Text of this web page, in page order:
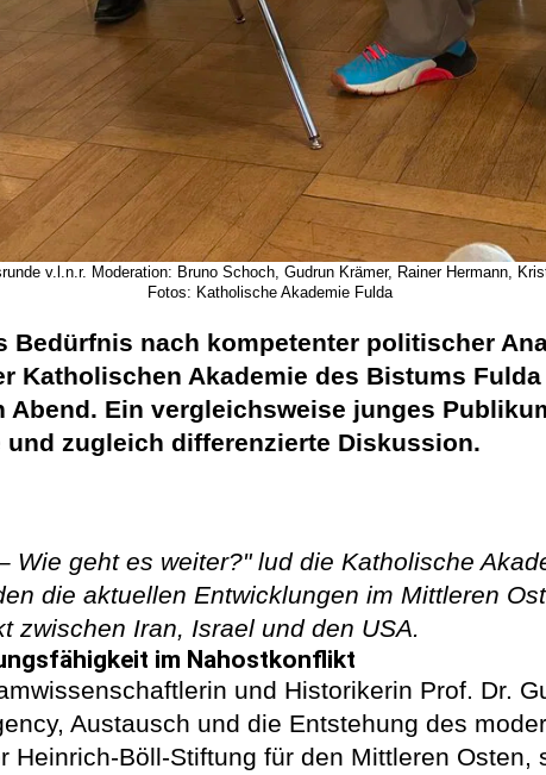
v.l.n.r. Moderation: Bruno Schoch, Gudrun Krämer, Rainer Hermann,
Fotos: Katholische Akademie Fulda
Bedürfnis nach kompetenter politischer
Katholischen Akademie des Bistums
Ein vergleichsweise junges
zugleich differenzierte Diskussion.
Wie geht es weiter?" lud die Katholische
die aktuellen Entwicklungen im Mittleren
zwischen Iran, Israel und den USA.
im Nahostkonflikt
und Historikerin Prof. Dr.
Austausch und die Entstehung des
Heinrich-Böll-Stiftung für den Mittleren Osten,